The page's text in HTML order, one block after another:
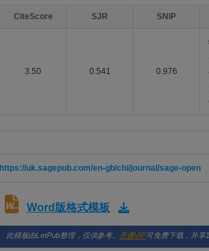
CiteScore SJR SNIP
3.50 0.541 0.976
https://uk.sagepub.com/en-gb/chi/journal/sage-open
Word版格式模板
此模板由LetPub整理，仅供参考。 开通VIP可免费下载，并享